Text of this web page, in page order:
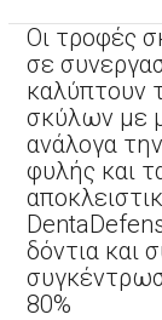
Μεγάλο
Puppy
Ξηρά
Οι τροφές
σε
καλύπτουν
σκύλων με
ανάλογα
φυλής και
δόντια και
80%